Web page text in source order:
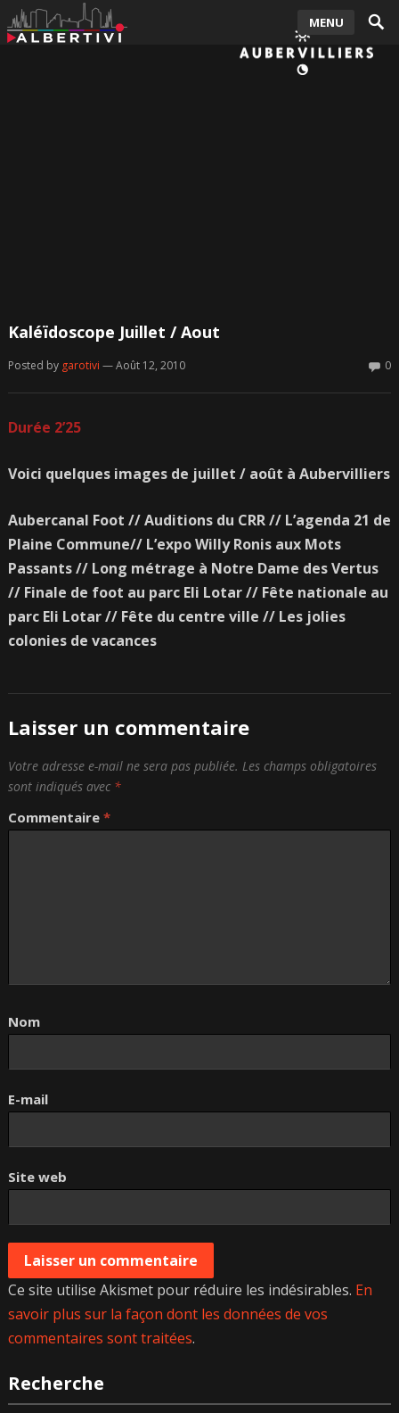
MENU
Kaléïdoscope Juillet / Aout
Posted by garotivi — Août 12, 2010 0
Durée 2’25
Voici quelques images de juillet / août à Aubervilliers
Aubercanal Foot // Auditions du CRR // L’agenda 21 de
Plaine Commune// L’expo Willy Ronis aux Mots
Passants // Long métrage à Notre Dame des Vertus
// Finale de foot au parc Eli Lotar // Fête nationale au
parc Eli Lotar // Fête du centre ville // Les jolies
colonies de vacances
Laisser un commentaire
Votre adresse e-mail ne sera pas publiée. Les champs obligatoires
sont indiqués avec *
Commentaire *
Nom
E-mail
Site web
Ce site utilise Akismet pour réduire les indésirables. En
savoir plus sur la façon dont les données de vos
commentaires sont traitées.
Recherche